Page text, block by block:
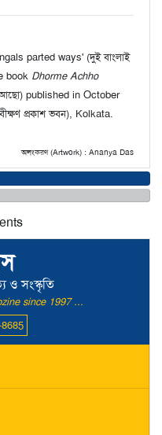
ও সংস্কৃতি
since 1997 ...
parted ways' (দুই বাংলাই
book Dhorme Achho
published in October
প্রকাশ ভবন), Kolkata.
অলংকরণ (Artwork) : Ananya Das